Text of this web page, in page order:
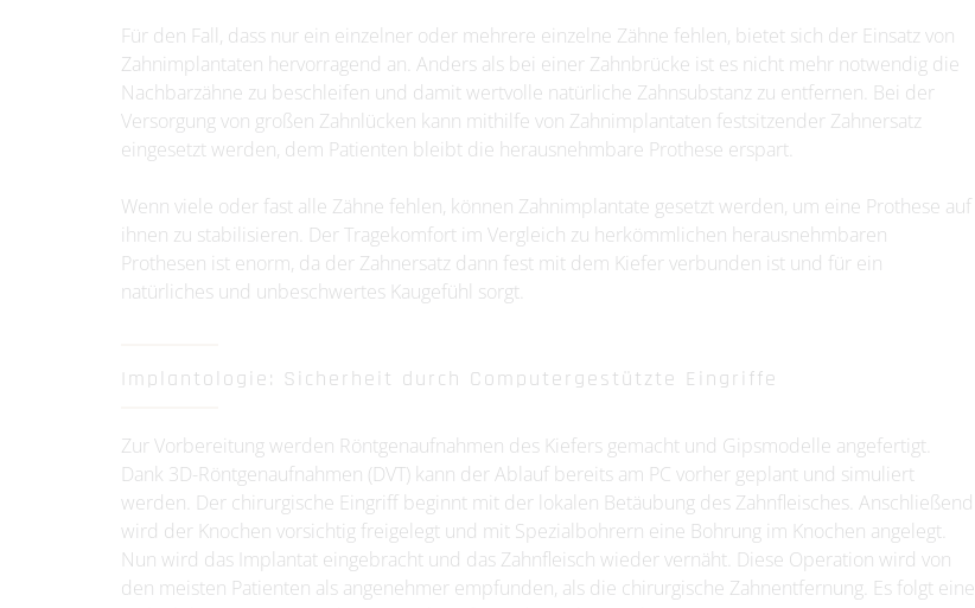
Für den Fall, dass nur ein einzelner oder mehrere einzelne Zähne fehlen, bietet sich der Einsatz von
Zahnimplantaten hervorragend an. Anders als bei einer Zahnbrücke ist es nicht mehr notwendig die
Nachbarzähne zu beschleifen und damit wertvolle natürliche Zahnsubstanz zu entfernen. Bei der
Versorgung von großen Zahnlücken kann mithilfe von Zahnimplantaten festsitzender Zahnersatz
eingesetzt werden, dem Patienten bleibt die herausnehmbare Prothese erspart.
Wenn viele oder fast alle Zähne fehlen, können Zahnimplantate gesetzt werden, um eine Prothese auf
ihnen zu stabilisieren. Der Tragekomfort im Vergleich zu herkömmlichen herausnehmbaren
Prothesen ist enorm, da der Zahnersatz dann fest mit dem Kiefer verbunden ist und für ein
natürliches und unbeschwertes Kaugefühl sorgt.
Implantologie: Sicherheit durch Computergestützte Eingriffe
Zur Vorbereitung werden Röntgenaufnahmen des Kiefers gemacht und Gipsmodelle angefertigt.
Dank 3D-Röntgenaufnahmen (DVT) kann der Ablauf bereits am PC vorher geplant und simuliert
werden. Der chirurgische Eingriff beginnt mit der lokalen Betäubung des Zahnfleisches. Anschließend
wird der Knochen vorsichtig freigelegt und mit Spezialbohrern eine Bohrung im Knochen angelegt.
Nun wird das Implantat eingebracht und das Zahnfleisch wieder vernäht. Diese Operation wird von
den meisten Patienten als angenehmer empfunden, als die chirurgische Zahnentfernung. Es folgt eine